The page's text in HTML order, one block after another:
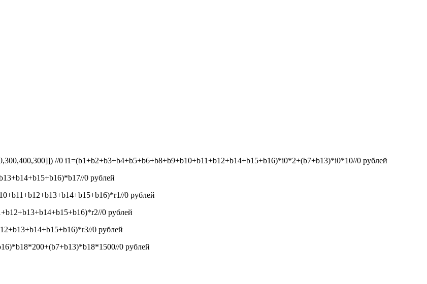
//0 i1=(b1+b2+b3+b4+b5+b6+b8+b9+b10+b11+b12+b14+b15+b16)*i0*2+(b7+b13)*i0*10//0 рублей
0 рублей
0 рублей
0 рублей
0 рублей
0 рублей